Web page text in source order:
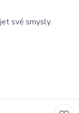
své smysly.